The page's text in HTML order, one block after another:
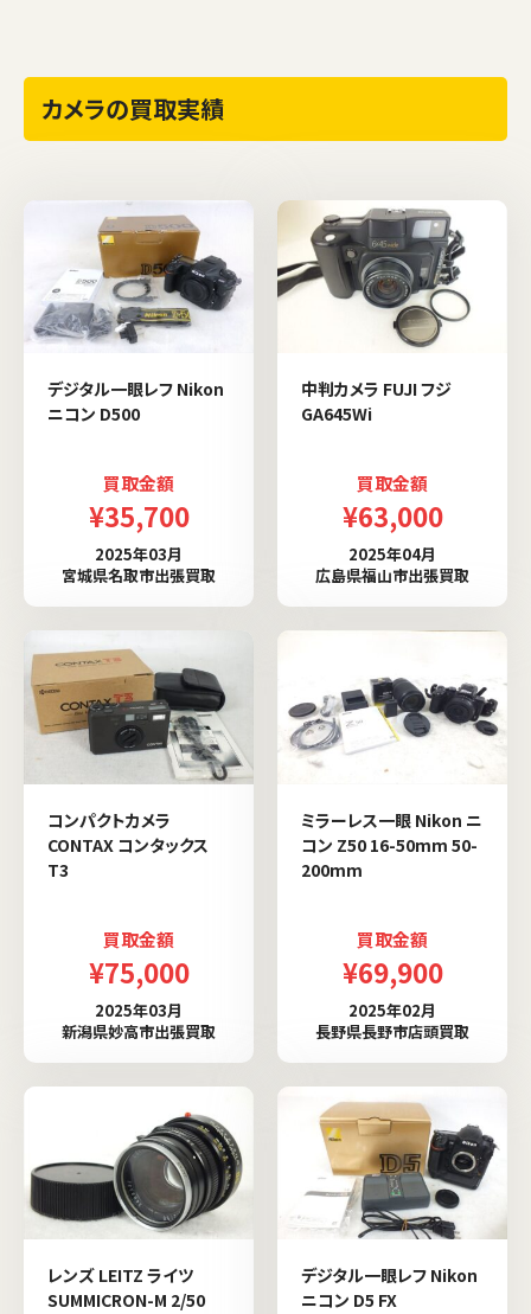
カメラの買取実績
デジタル一眼レフ Nikon
ニコン D500
買取金額
¥35,700
2025年03月
宮城県名取市出張買取
中判カメラ FUJI フジ
GA645Wi
買取金額
¥63,000
2025年04月
広島県福山市出張買取
コンパクトカメラ
CONTAX コンタックス
T3
買取金額
¥75,000
2025年03月
新潟県妙高市出張買取
ミラーレス一眼 Nikon ニ
コン Z50 16-50mm 50-
200mm
買取金額
¥69,900
2025年02月
長野県長野市店頭買取
レンズ LEITZ ライツ
SUMMICRON-M 2/50
デジタル一眼レフ Nikon
ニコン D5 FX